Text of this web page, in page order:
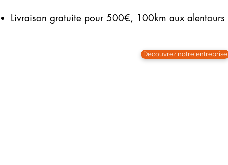
Livraison gratuite pour 500€, 100km aux alentours​
Découvrez notre entreprise